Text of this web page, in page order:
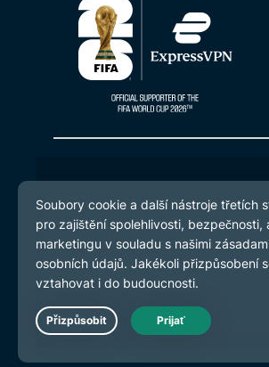
© 2026 ExpressVPN. Všechna práva
vyhrazena.
Zásady ochrany osobních údajů
Smluvní podmínky
Předvolby souborů cookie